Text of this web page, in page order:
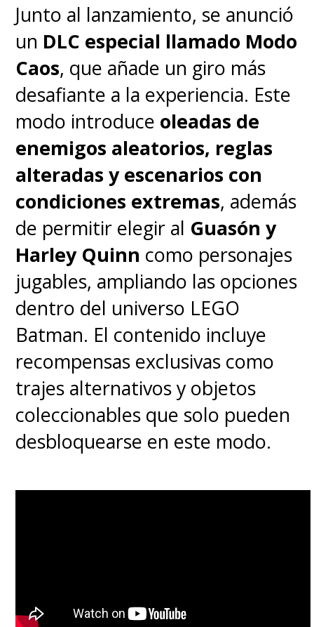
Junto al lanzamiento, se anunció
un DLC especial llamado Modo
Caos, que añade un giro más
desafiante a la experiencia. Este
modo introduce oleadas de
enemigos aleatorios, reglas
alteradas y escenarios con
condiciones extremas, además
de permitir elegir al Guasón y
Harley Quinn como personajes
jugables, ampliando las opciones
dentro del universo LEGO
Batman. El contenido incluye
recompensas exclusivas como
trajes alternativos y objetos
coleccionables que solo pueden
desbloquearse en este modo.